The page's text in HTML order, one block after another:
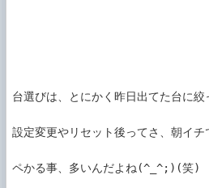
台選びは、とにかく昨日出てた台に絞
設定変更やリセット後ってさ、朝イチ
ペかる事、多いんだよね(^_^;)(笑)